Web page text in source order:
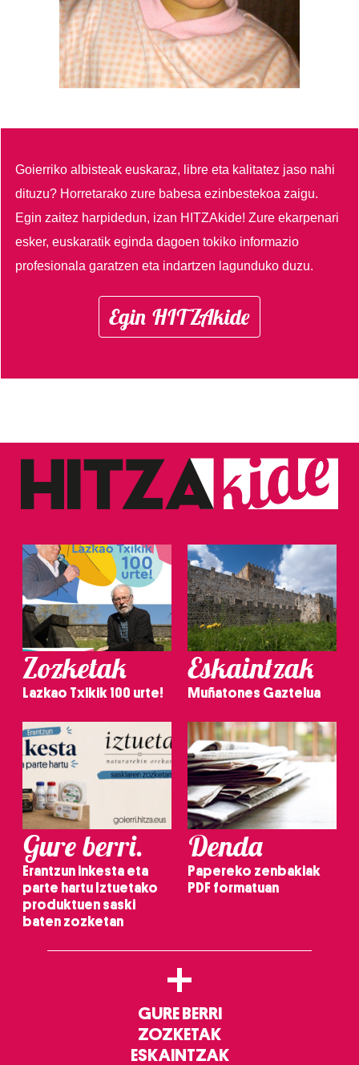
Goierriko albisteak euskaraz, libre eta kalitatez jaso nahi
dituzu? Horretarako zure babesa ezinbestekoa zaigu.
Egin zaitez harpidedun, izan HITZAkide!Zure ekarpenari
esker, euskaratik eginda dagoen tokiko informazio
profesionala garatzen eta indartzen lagunduko duzu.
Egin HITZAkide
Zozketak
Lazkao Txikik 100 urte!
Eskaintzak
Muñatones Gaztelua
Gure berri.
Erantzun inkesta eta
parte hartu Iztuetako
produktuen saski
baten zozketan
Denda
Papereko zenbakiak
PDF formatuan
+
GURE BERRI
ZOZKETAK
ESKAINTZAK